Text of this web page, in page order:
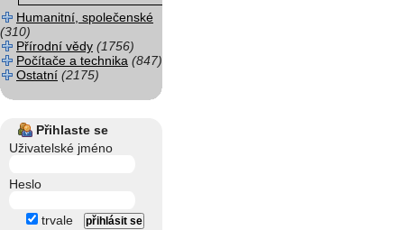
Humanitní, společenské
(310)
Přírodní vědy (1756)
Počítače a technika (847)
Ostatní (2175)
Přihlaste se
Uživatelské jméno
Heslo
trvale